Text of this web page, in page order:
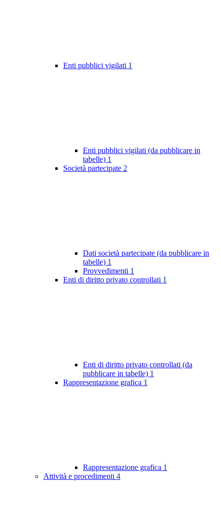
Enti pubblici vigilati 1
Enti pubblici vigilati (da pubblicare in
tabelle) 1
Società partecipate 2
Dati società partecipate (da pubblicare in
tabelle) 1
Provvedimenti 1
Enti di diritto privato controllati 1
Enti di diritto privato controllati (da
pubblicare in tabelle) 1
Rappresentazione grafica 1
Rappresentazione grafica 1
Attività e procedimenti 4